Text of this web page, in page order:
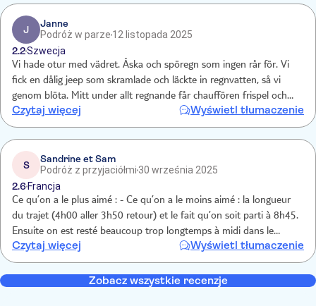
J
Janne
Podróż w parze 12 listopada 2025
2.2Szwecja
Vi hade otur med vädret. Åska och spöregn som ingen rår för. Vi
fick en dålig jeep som skramlade och läckte in regnvatten, så vi
genom blöta. Mitt under allt regnande får chauffören frispel och
började köra som en galning och höll på att lägga jeepen på sidan.
Guiderna som var med i bussen sa knappt ett ord på hela resan.
Czytaj więcej Wyświetl tłumaczenie
S
Sandrine et Sam
Podróż z przyjaciółmi 30 września 2025
2.6 Francja
Ce qu’on a le plus aimé : - Ce qu’on a le moins aimé : la longueur
du trajet (4h00 aller 3h50 retour) et le fait qu’on soit parti à 8h45.
Ensuite on est resté beaucoup trop longtemps à midi dans le
restaurant, ce qui nous a fait démarrer notre safari à 15h10 au lieu
de 14h. La durée du safari (de 2h50) est beaucoup trop courte. De
plus, on n’a reçu aucune explication sur les animaux. Le prix de plus
Czytaj więcej Wyświetl tłumaczenie
Zobacz wszystkie recenzje